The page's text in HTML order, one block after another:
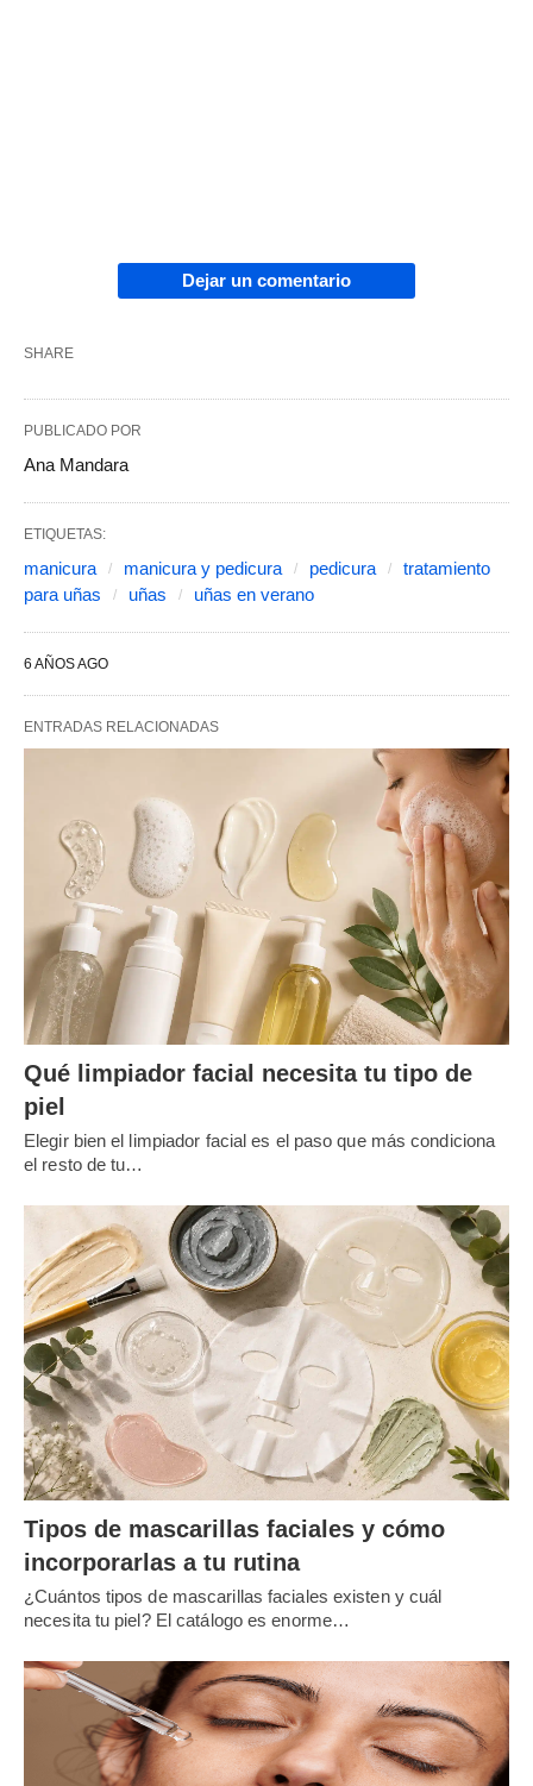
Dejar un comentario
SHARE
PUBLICADO POR
Ana Mandara
ETIQUETAS:
manicura manicura y pedicura pedicura
tratamiento
para uñas
uñas uñas en verano
6 AÑOS AGO
ENTRADAS RELACIONADAS
Qué limpiador facial necesita tu tipo de
piel
Elegir bien el limpiador facial es el paso que más condiciona
el resto de tu…
Tipos de mascarillas faciales y cómo
incorporarlas a tu rutina
¿Cuántos tipos de mascarillas faciales existen y cuál
necesita tu piel? El catálogo es enorme…